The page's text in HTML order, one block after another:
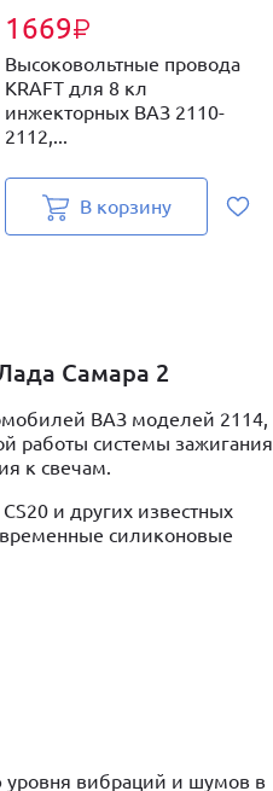
1669₽
Высоковольтные провода
KRAFT для 8 кл
инжекторных ВАЗ 2110-
2112,...
В корзину
Самара 2
ВАЗ моделей 2114,
работы системы зажигания
к свечам.
и других известных
силиконовые
уровня вибраций и шумов в